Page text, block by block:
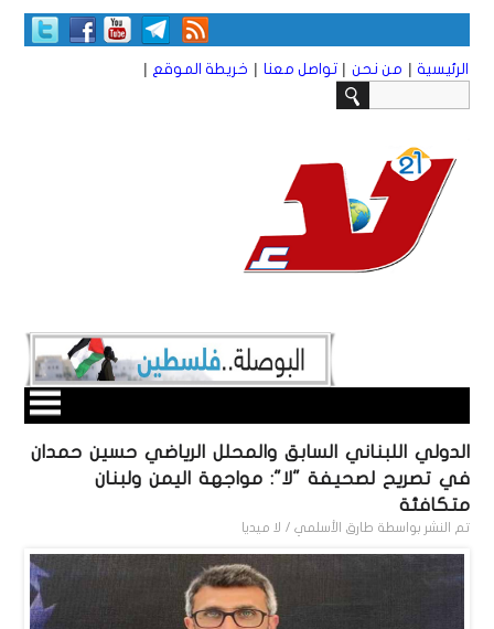
الرئيسية | من نحن | تواصل معنا | خريطة الموقع |
الدولي اللبناني السابق والمحلل الرياضي حسين حمدان
في تصريح لصحيفة "لا": مواجهة اليمن ولبنان
متكافئة
تم النشر بواسطة طارق الأسلمي / لا ميديا